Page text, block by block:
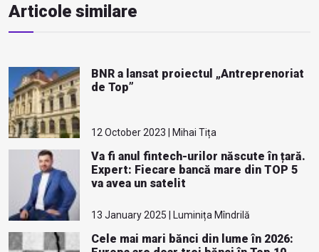
Articole similare
BNR a lansat proiectul „Antreprenoriat
de Top”
12 October 2023 | Mihai Tița
Va fi anul fintech-urilor născute în țară.
Expert: Fiecare bancă mare din TOP 5
va avea un satelit
13 January 2025 | Luminița Mîndrilă
Cele mai mari bănci din lume în 2026: